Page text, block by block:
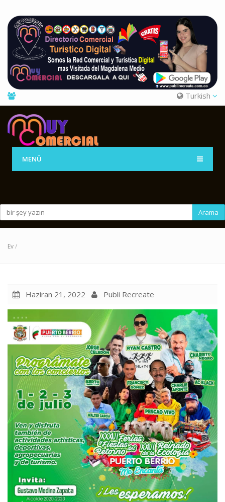
Turkish
MENÜ
Arama
Ev/
Haziran 21, 2022 Publi Recreate